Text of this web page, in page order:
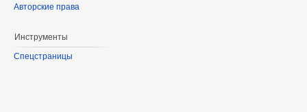
Авторские права
Инструменты
Спецстраницы